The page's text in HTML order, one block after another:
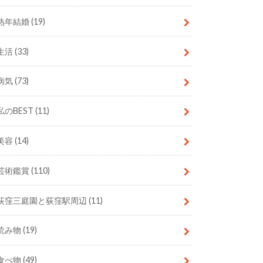
年結婚(19)
活(33)
気(73)
のBEST(11)
容(14)
術鑑賞(110)
窪三庭園と荻窪駅周辺(11)
み物(19)
べ物(49)